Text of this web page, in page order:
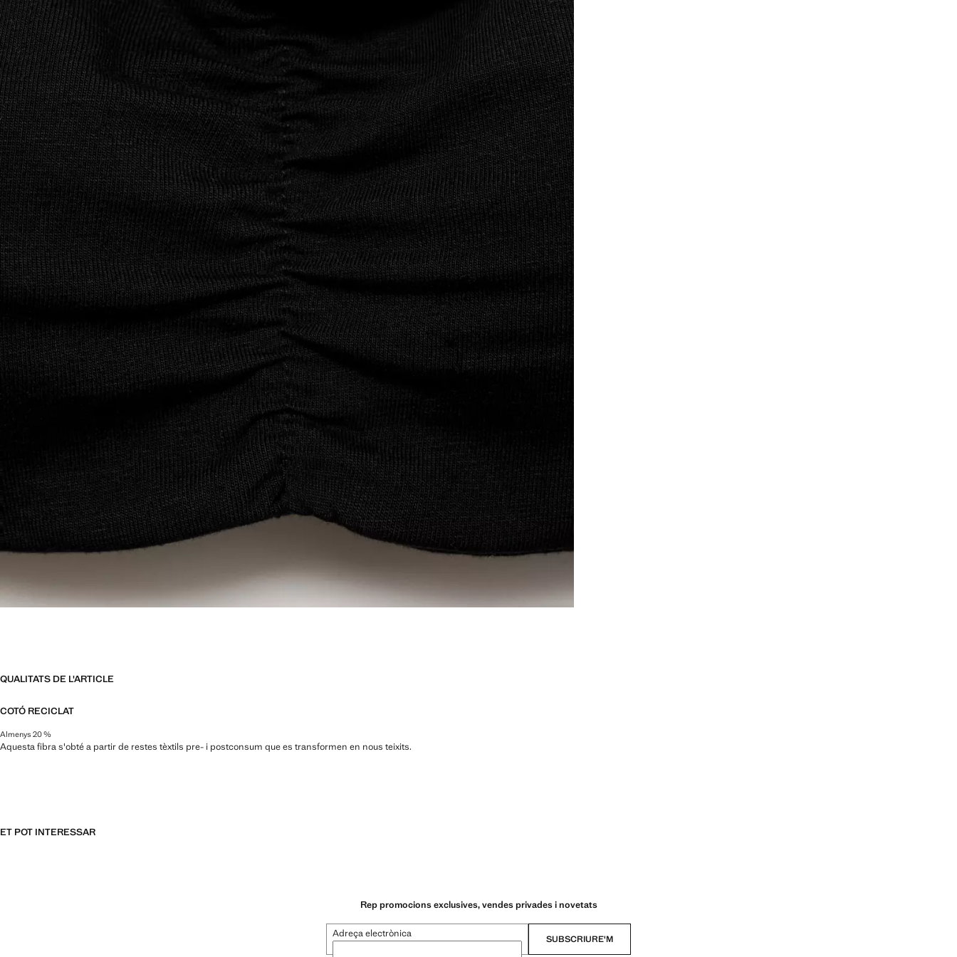
QUALITATS DE L'ARTICLE
COTÓ RECICLAT
Almenys 20 %
Aquesta fibra s'obté a partir de restes tèxtils pre- i postconsum que es transformen en nous teixits.
ET POT INTERESSAR
Rep promocions exclusives, vendes privades i novetats
Adreça electrònica SUBSCRIURE'M